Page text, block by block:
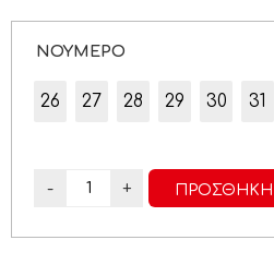
ΝΟΥΜΕΡΟ
26 27 28 29 30 31
- + ΠΡΟΣΘΉΚΗ